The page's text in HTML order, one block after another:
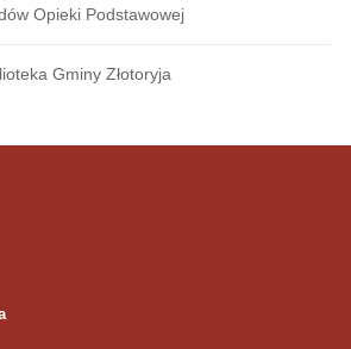
Opieki Podstawowej
Gminy Złotoryja